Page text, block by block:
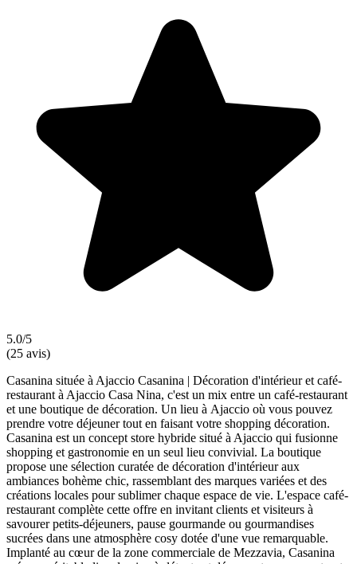
5.0/5
(25 avis)
Casanina située à Ajaccio Casanina | Décoration d'intérieur et café-
restaurant à Ajaccio Casa Nina, c'est un mix entre un café-restaurant
et une boutique de décoration. Un lieu à Ajaccio où vous pouvez
prendre votre déjeuner tout en faisant votre shopping décoration.
Casanina est un concept store hybride situé à Ajaccio qui fusionne
shopping et gastronomie en un seul lieu convivial. La boutique
propose une sélection curatée de décoration d'intérieur aux
ambiances bohème chic, rassemblant des marques variées et des
créations locales pour sublimer chaque espace de vie. L'espace café-
restaurant complète cette offre en invitant clients et visiteurs à
savourer petits-déjeuners, pause gourmande ou gourmandises
sucrées dans une atmosphère cosy dotée d'une vue remarquable.
Implanté au cœur de la zone commerciale de Mezzavia, Casanina